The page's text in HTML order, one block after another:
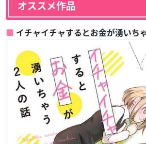
オススメ作品
イチャイチャするとお金が湧いち